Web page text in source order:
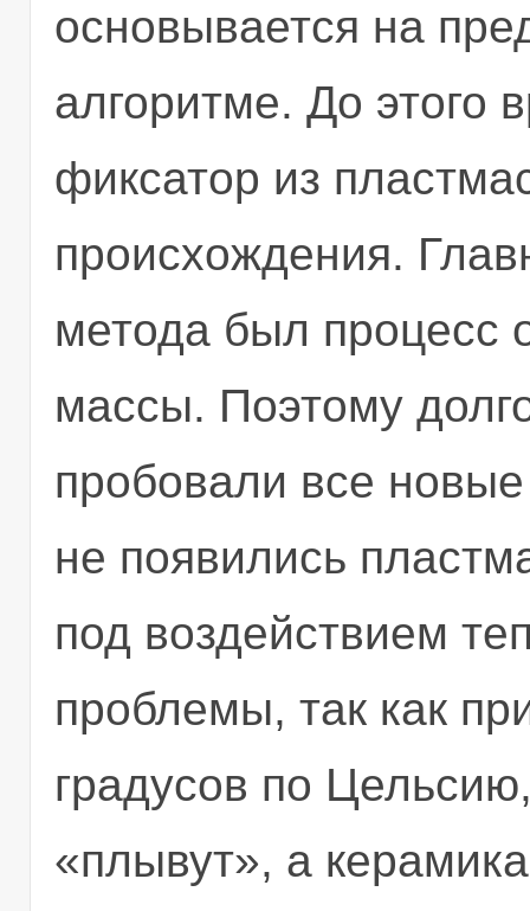
основывается на
алгоритме. До этого
фиксатор из
происхождения.
метода был процесс
массы. Поэтому
пробовали все
не появились
под воздействием
проблемы, так как
градусов по
«плывут», а